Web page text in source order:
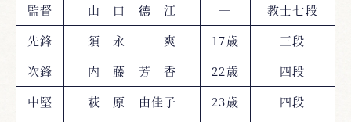
監督 山 口 德 江 ―
教士七段
先鋒
須 永 爽 17歳
三段
次鋒
内 藤 芳 香 22歳
四段
中堅
萩 原 由佳子 23歳
四段